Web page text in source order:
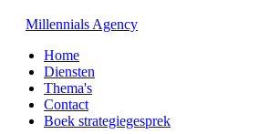
Millennials Agency
Home
Diensten
Thema's
Contact
Boek strategiegesprek